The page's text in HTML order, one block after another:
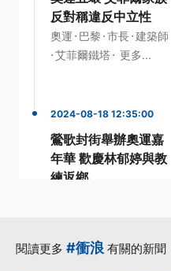
反對稱違反中立性
奧運 · 巴黎 ·市長·建築師
·艾菲爾鐵塔· 更多...
2024-08-18 12:35:00
鶯歌封街舉辦奧運嘉
年華 歡慶林郁婷與教
練返鄉
閱讀更多 #衝浪 有關的新聞